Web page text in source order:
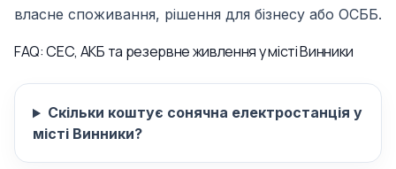
власне споживання, рішення для бізнесу або ОСББ.
FAQ: СЕС, АКБ та резервне живлення у місті Винники
Скільки коштує сонячна електростанція у
місті Винники?